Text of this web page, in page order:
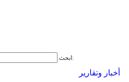
ابحث ابحث عن:
أخبار وتقارير